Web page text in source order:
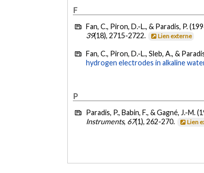
F
Fan, C., Piron, D.-L., & Paradis, P.
39(18), 2715-2722. Lien externe
Fan, C., Piron, D.-L., Sleb, A., &
hydrogen electrodes in alkaline
P
Paradis, P., Babin, F., & Gagné, J.-M.
Instruments, 67(1), 262-270. Lien